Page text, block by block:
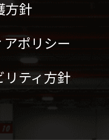
方針
ポリシー
ティ方針